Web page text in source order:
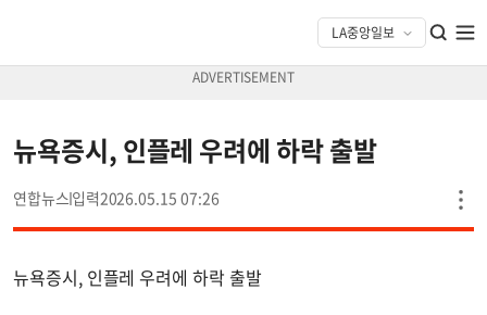
뉴욕증시, 인플레 우려에 하락 출발
연합뉴스 2026.05.15 07:26
뉴욕증시, 인플레 우려에 하락 출발